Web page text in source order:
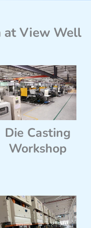
at View Well
Die Casting
Workshop